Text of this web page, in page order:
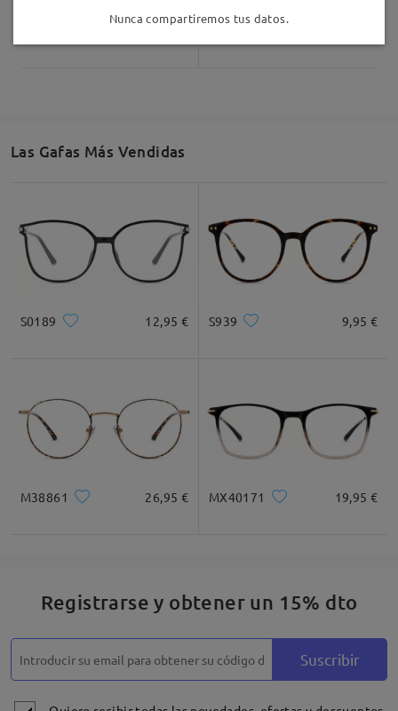
26,95 €
Las Gafas Más Vendidas
S0189 12,95 € S939 9,95 €
M38861 26,95 € MX40171 19,95 €
Registrarse y obtener un 15% dto
Suscribir
Nunca compartiremos tus datos.